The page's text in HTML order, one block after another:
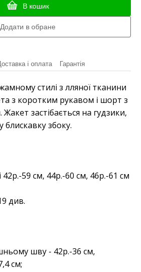
В кошик
і оплата Гарантія
стилі з лляної тканини
з коротким рукавом і шорт з
застібається на гудзики,
збоку.
59 см, 44р.-60 см, 46р.-61 см
див.
шву - 42р.-36 см,
см;